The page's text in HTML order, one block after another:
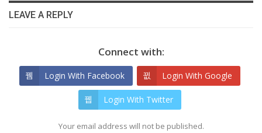
LEAVE A REPLY
Connect with:
Login With Facebook Login With Google
Login With Twitter
Your email address will not be published.